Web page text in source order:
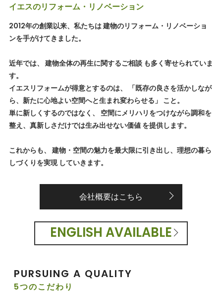
イエスのリフォーム・リノベーション
2012年の創業以来、私たちは 建物のリフォーム・リノベーショ
ンを手がけてきました。
近年では、 建物全体の再生に関するご相談 も多く寄せられていま
す。
イエスリフォームが得意とするのは、 「既存の良さを活かしなが
ら、新たに心地よい空間へと生まれ変わらせる」 こと。
単に新しくするのではなく、 空間にメリハリをつけながら調和を
整え、真新しさだけでは生み出せない価値 を提供します。
これからも、 建物・空間の魅力を最大限に引き出し、理想の暮ら
しづくりを実現 していきます。
会社概要はこちら
ENGLISH AVAILABLE
PURSUING A QUALITY
5つのこだわり